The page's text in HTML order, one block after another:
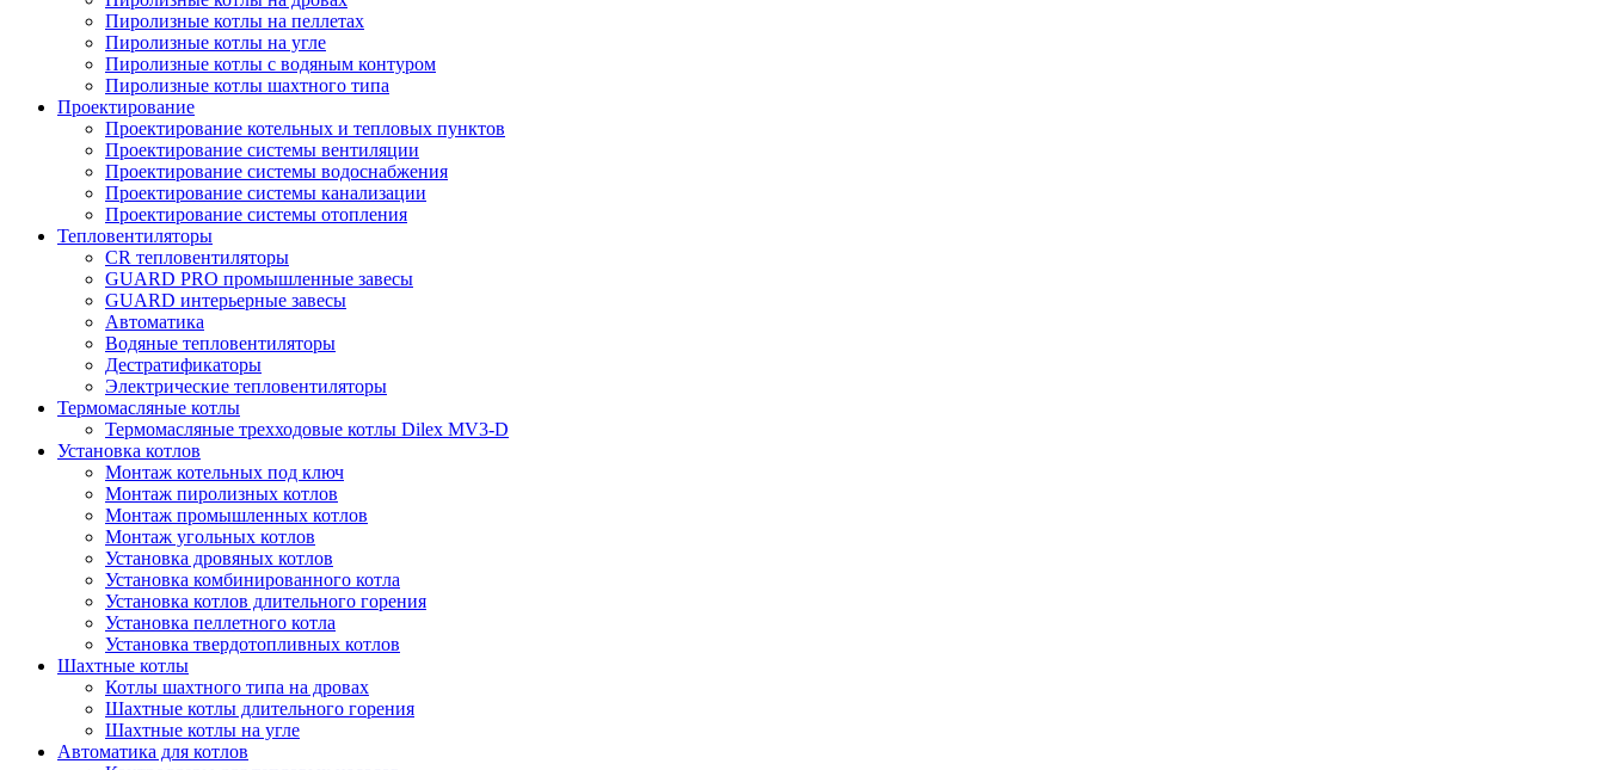
Пиролизные котлы на пеллетах
Пиролизные котлы на угле
Пиролизные котлы с водяным контуром
Пиролизные котлы шахтного типа
Проектирование
Проектирование котельных и тепловых пунктов
Проектирование системы вентиляции
Проектирование системы водоснабжения
Проектирование системы канализации
Проектирование системы отопления
Тепловентиляторы
CR тепловентиляторы
GUARD PRO промышленные завесы
GUARD интерьерные завесы
Автоматика
Водяные тепловентиляторы
Дестратификаторы
Электрические тепловентиляторы
Термомасляные котлы
Термомасляные трехходовые котлы Dilex MV3-D
Установка котлов
Монтаж котельных под ключ
Монтаж пиролизных котлов
Монтаж промышленных котлов
Монтаж угольных котлов
Установка дровяных котлов
Установка комбинированного котла
Установка котлов длительного горения
Установка пеллетного котла
Установка твердотопливных котлов
Шахтные котлы
Котлы шахтного типа на дровах
Шахтные котлы длительного горения
Шахтные котлы на угле
Автоматика для котлов